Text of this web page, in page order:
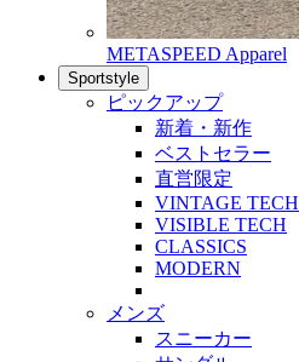
METASPEED Apparel
Sportstyle
ピックアップ
新着・新作
ベストセラー
直営限定
VINTAGE TECH
VISIBLE TECH
CLASSICS
MODERN
メンズ
スニーカー